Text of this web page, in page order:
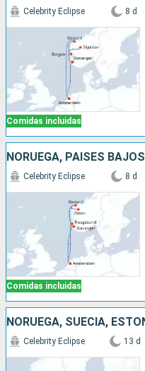
Comidas incluidas
Celebrity Eclipse 8 d
NORUEGA, PAISES BAJOS
Comidas incluidas
Celebrity Eclipse 8 d
Celebrity Eclipse 13 d